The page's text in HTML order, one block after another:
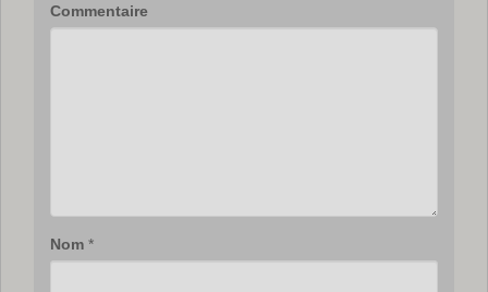
Commentaire
Nom *